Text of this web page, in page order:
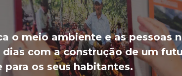
o meio ambiente e as pessoas
com a construção de um
para os seus habitantes.